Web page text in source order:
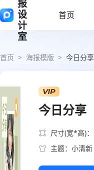
报
设
计
室
首页
首页 > 海报模版 > 今日分享
今日分享
尺寸(宽*高)
主题：小清新